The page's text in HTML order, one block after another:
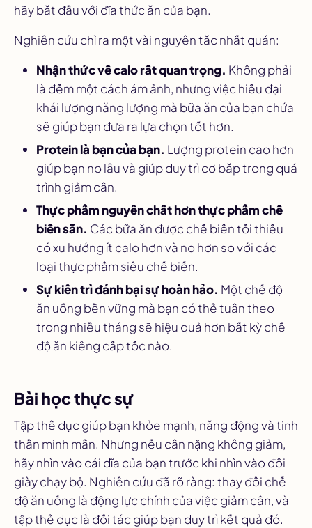
hãy bắt đầu với đĩa thức ăn của bạn.
Nghiên cứu chỉ ra một vài nguyên tắc nhất quán:
Nhận thức về calo rất quan trọng. Không phải
là đếm một cách ám ảnh, nhưng việc hiểu đại
khái lượng năng lượng mà bữa ăn của bạn chứa
sẽ giúp bạn đưa ra lựa chọn tốt hơn.
Protein là bạn của bạn. Lượng protein cao hơn
giúp bạn no lâu và giúp duy trì cơ bắp trong quá
trình giảm cân.
Thực phẩm nguyên chất hơn thực phẩm chế
biến sẵn. Các bữa ăn được chế biến tối thiểu
có xu hướng ít calo hơn và no hơn so với các
loại thực phẩm siêu chế biến.
Sự kiên trì đánh bại sự hoàn hảo. Một chế độ
ăn uống bền vững mà bạn có thể tuân theo
trong nhiều tháng sẽ hiệu quả hơn bất kỳ chế
độ ăn kiêng cấp tốc nào.
Bài học thực sự
Tập thể dục giúp bạn khỏe mạnh, năng động và tinh
thần minh mẫn. Nhưng nếu cân nặng không giảm,
hãy nhìn vào cái dĩa của bạn trước khi nhìn vào đôi
giày chạy bộ. Nghiên cứu đã rõ ràng: thay đổi chế
độ ăn uống là động lực chính của việc giảm cân, và
tập thể dục là đối tác giúp bạn duy trì kết quả đó.